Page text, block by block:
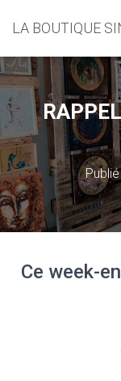
LA BOUTIQUE
Ce week-